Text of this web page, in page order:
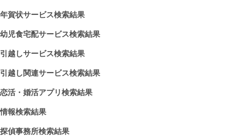
年賀状サービス検索結果
幼児食宅配サービス検索結果
引越しサービス検索結果
引越し関連サービス検索結果
恋活・婚活アプリ検索結果
情報検索結果
探偵事務所検索結果